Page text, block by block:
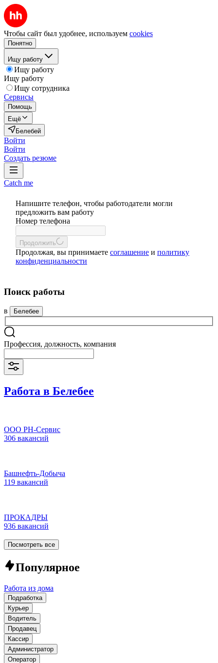
Чтобы сайт был удобнее, используем cookies
Понятно
Ищу работу
Ищу работу
Ищу работу
Ищу сотрудника
Сервисы
Помощь
Ещё
Белебей
Войти
Войти
Создать резюме
Catch me
Напишите телефон, чтобы работодатели могли
предложить вам работу
Номер телефона
Продолжить
Продолжая, вы принимаете соглашение и политику
конфиденциальности
Поиск работы
в Белебее
Профессия, должность, компания
Работа в Белебее
ООО РН-Сервис
306 вакансий
Башнефть-Добыча
119 вакансий
ПРОКАДРЫ
936 вакансий
Посмотреть все
Популярное
Работа из дома
Подработка
Курьер
Водитель
Продавец
Кассир
Администратор
Оператор